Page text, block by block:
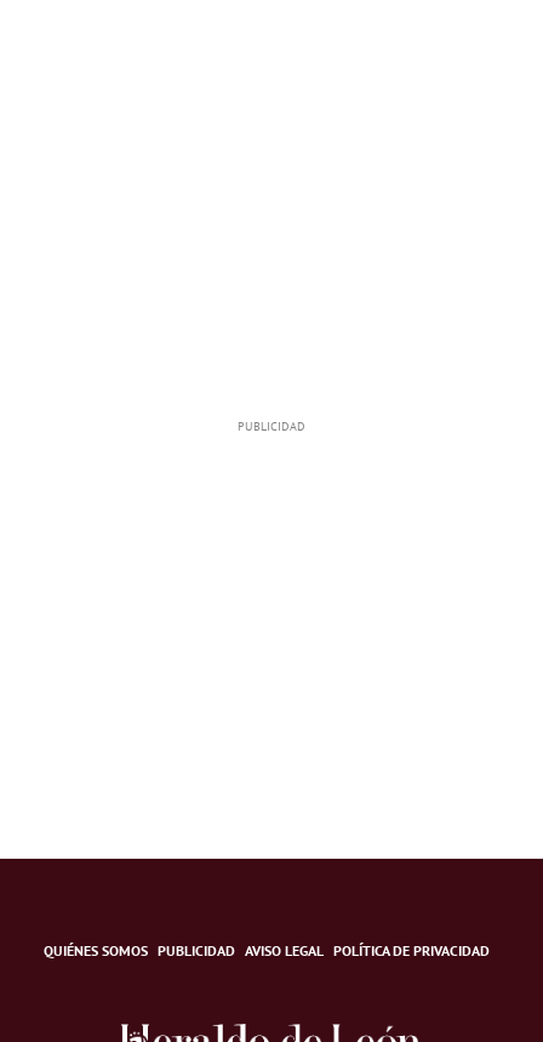
QUIÉNES SOMOS PUBLICIDAD AVISO LEGAL POLÍTICA DE PRIVACIDAD